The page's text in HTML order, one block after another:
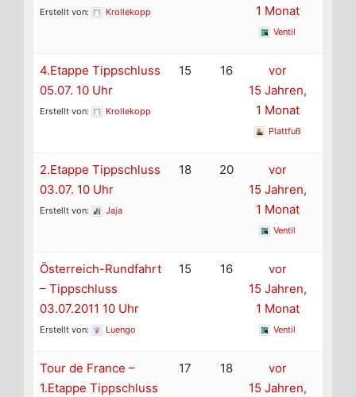
Erstellt von: Krollekopp
1 Monat
Ventil
4.Etappe Tippschluss
05.07. 10 Uhr
Erstellt von: Krollekopp
15 16
vor
15 Jahren,
1 Monat
Plattfuß
2.Etappe Tippschluss
03.07. 10 Uhr
Erstellt von: Jaja
18 20
vor
15 Jahren,
1 Monat
Ventil
Österreich-Rundfahrt
– Tippschluss
03.07.2011 10 Uhr
Erstellt von: Luengo
15 16
vor
15 Jahren,
1 Monat
Ventil
Tour de France –
1.Etappe Tippschluss
17 18
vor
15 Jahren,